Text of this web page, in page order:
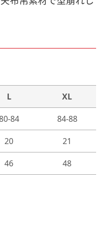
L XL
84 84-88
20 21
46 48